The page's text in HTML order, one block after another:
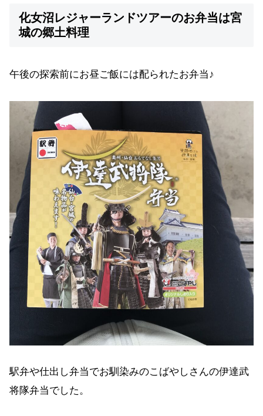
化女沼レジャーランドツアーのお弁当は宮
城の郷土料理
午後の探索前にお昼ご飯には配られたお弁当♪
駅弁や仕出し弁当でお馴染みのこばやしさんの伊達武
将隊弁当でした。